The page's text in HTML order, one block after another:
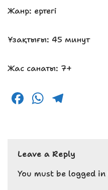
Жанр: ертегі
Ұзақтығы: 45 минут
Жас санаты: 7+
F
e
b
o
W
ts
A
p
g
r
a
Leave a Reply
You must be logged in